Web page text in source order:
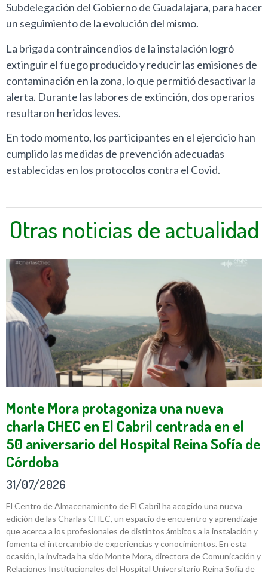
Subdelegación del Gobierno de Guadalajara, para hacer
un seguimiento de la evolución del mismo.
La brigada contraincendios de la instalación logró
extinguir el fuego producido y reducir las emisiones de
contaminación en la zona, lo que permitió desactivar la
alerta. Durante las labores de extinción, dos operarios
resultaron heridos leves.
En todo momento, los participantes en el ejercicio han
cumplido las medidas de prevención adecuadas
establecidas en los protocolos contra el Covid.
Otras noticias de actualidad
Monte Mora protagoniza una nueva
charla CHEC en El Cabril centrada en el
50 aniversario del Hospital Reina Sofía de
Córdoba
31/07/2026
El Centro de Almacenamiento de El Cabril ha acogido una nueva
edición de las Charlas CHEC, un espacio de encuentro y aprendizaje
que acerca a los profesionales de distintos ámbitos a la instalación y
fomenta el intercambio de experiencias y conocimientos. En esta
ocasión, la invitada ha sido Monte Mora, directora de Comunicación y
Relaciones Institucionales del Hospital Universitario Reina Sofía de